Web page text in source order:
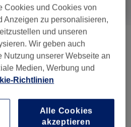
& Make-Up (6) ab 9 €
Cookies und Cookies von
Anzeigen zu personalisieren,
und unseren
Wir geben auch
Nutzung unserer Webseite an
Medien, Werbung und
Richtlinien
Alle Cookies
akzeptieren